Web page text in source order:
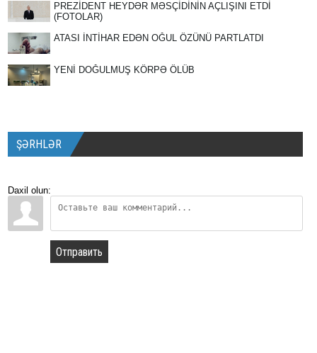
PREZİDENT HEYDƏR MƏSÇİDİNİN AÇLIŞINI ETDİ
(FOTOLAR)
ATASI İNTİHAR EDƏN OĞUL ÖZÜNÜ PARTLATDI
YENİ DOĞULMUŞ KÖRPƏ ÖLÜB
ŞƏRHLƏR
Daxil olun:
Отправить